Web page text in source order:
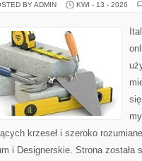
BY ADMIN KWI - 13 - 2026
krzeseł i szeroko
i Designerskie. Strona